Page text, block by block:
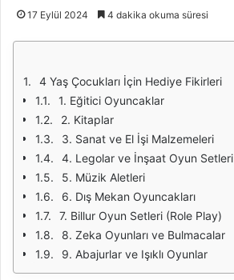
17 Eylül 2024 4 dakika okuma süresi
4 Yaş Çocukları İçin Hediye Fikirleri
1. Eğitici Oyuncaklar
2. Kitaplar
3. Sanat ve El İşi Malzemeleri
4. Legolar ve İnşaat Oyun Setleri
5. Müzik Aletleri
6. Dış Mekan Oyuncakları
7. Billur Oyun Setleri (Role Play)
8. Zeka Oyunları ve Bulmacalar
9. Abajurlar ve Işıklı Oyunlar